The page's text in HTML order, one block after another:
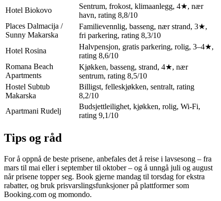
Hotel Biokovo
Sentrum, frokost, klimaanlegg, 4★, nær
havn, rating 8,8/10
Places Dalmacija /
Sunny Makarska
Familievennlig, basseng, nær strand, 3★,
fri parkering, rating 8,3/10
Hotel Rosina
Halvpensjon, gratis parkering, rolig, 3–4★,
rating 8,6/10
Romana Beach
Apartments
Kjøkken, basseng, strand, 4★, nær
sentrum, rating 8,5/10
Hostel Subtub
Makarska
Billigst, felleskjøkken, sentralt, rating
8,2/10
Apartmani Rudelj
Budsjettleilighet, kjøkken, rolig, Wi-Fi,
rating 9,1/10
Tips og råd
For å oppnå de beste prisene, anbefales det å reise i lavsesong – fra
mars til mai eller i september til oktober – og å unngå juli og august
når prisene topper seg. Book gjerne mandag til torsdag for ekstra
rabatter, og bruk prisvarslingsfunksjoner på plattformer som
Booking.com og momondo.